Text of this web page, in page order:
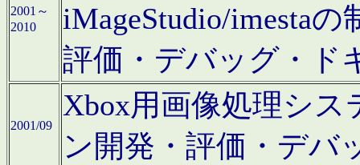
2001～
2010
iMageStudio/imesta
評価・デバッグ・ド
2001/09
Xbox用画像処理シ
ン開発・評価・デバ